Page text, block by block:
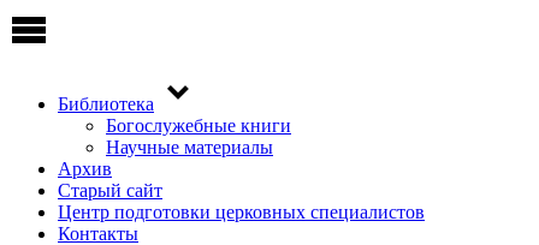
Библиотека
Богослужебные книги
Научные материалы
Архив
Старый сайт
Центр подготовки церковных специалистов
Контакты